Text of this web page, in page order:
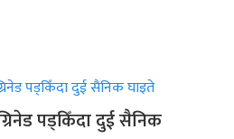
पड्किँदा दुई सैनिक